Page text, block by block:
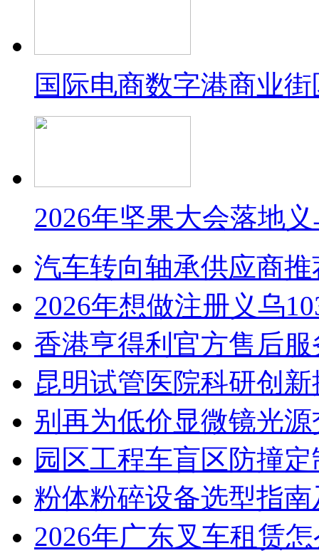
国际电商数字港商业
2026年坚果大会落地
汽车转向轴承供应商
2026年想做注册义乌
香港亨得利官方售后
昆明试管医院科研创
别再为低价显微镜光
园区工程车盲区防撞
粉体粉碎设备选型指
2026年广东叉车租赁